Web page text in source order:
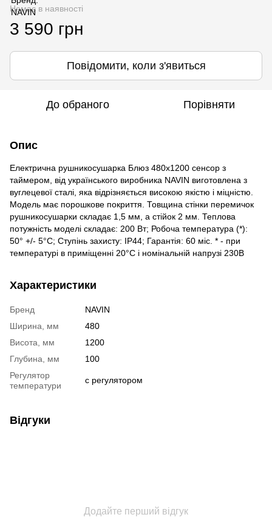
Немає в наявності
3 590 грн
Повідомити, коли з'явиться
До обраного Порівняти
Опис
Електрична рушникосушарка Блюз 480х1200 сенсор з
таймером, від українського виробника NAVIN виготовлена з
вуглецевої сталі, яка відрізняється високою якістю і міцністю.
Модель має порошкове покриття. Товщина стінки перемичок
рушникосушарки складає 1,5 мм, а стійок 2 мм. Теплова
потужність моделі складає: 200 Вт; Робоча температура (*):
50° +/- 5°C; Ступінь захисту: IP44; Гарантія: 60 міс. * - при
температурі в приміщенні 20°С і номінальній напрузі 230В
Характеристики
Бренд
NAVIN
Ширина, мм
480
Висота, мм
1200
Глубина, мм
100
Регулятор
температури
с регулятором
Відгуки
Додайте перший відгук